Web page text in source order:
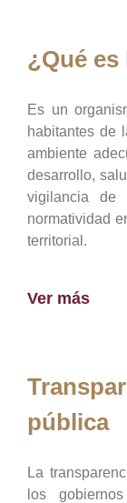
¿Qué es
Es un
habitantes de
ambiente
desarrollo,
vigilancia de
normatividad
territorial.
Ver más
pública
La
los